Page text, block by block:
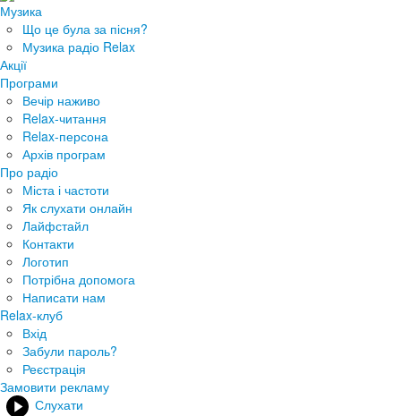
Музика
Що це була за пісня?
Музика радіо Relax
Акції
Програми
Вечір наживо
Relax-читання
Relax-персона
Архів програм
Про радіо
Міста і частоти
Як слухати онлайн
Лайфстайл
Контакти
Логотип
Потрібна допомога
Написати нам
Relax-клуб
Вхід
Забули пароль?
Реєстрація
Замовити рекламу
Слухати